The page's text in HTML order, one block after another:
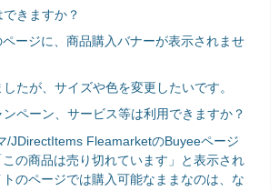
きますか？
ージに、商品購入バナーが表示されませ
たが、サイズや色を変更したいです。
ペーン、サービス等は利用できますか？
/JDirectItems FleamarketのBuyeeページ
の商品は売り切れています」と表示され
のページでは購入可能なままなのは、な